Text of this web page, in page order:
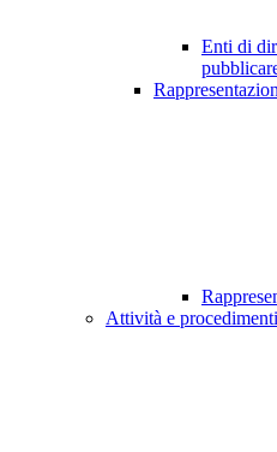
Enti di
Attività e procedimenti